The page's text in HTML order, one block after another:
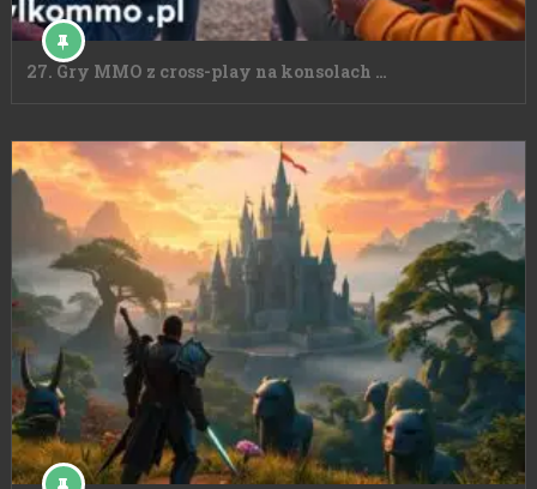
27. Gry MMO z cross-play na konsolach …